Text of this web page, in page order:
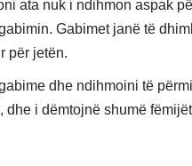
ata nuk i ndihmon aspak
Gabimet janë të
për jetën.
dhe ndihmoini të
dhe i dëmtojnë shumë